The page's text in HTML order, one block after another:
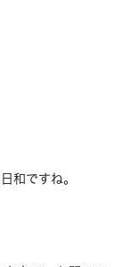
和ですね。